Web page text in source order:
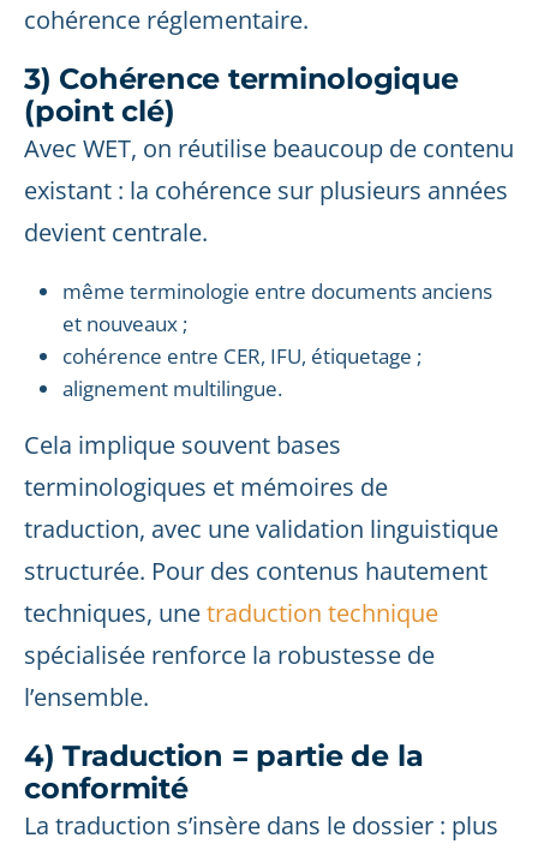
cohérence réglementaire.
3) Cohérence terminologique
(point clé)
Avec WET, on réutilise beaucoup de contenu
existant : la cohérence sur plusieurs années
devient centrale.
même terminologie entre documents anciens
et nouveaux ;
cohérence entre CER, IFU, étiquetage ;
alignement multilingue.
Cela implique souvent bases
terminologiques et mémoires de
traduction, avec une validation linguistique
structurée. Pour des contenus hautement
techniques, unetraduction technique
spécialisée renforce la robustesse de
l’ensemble.
4) Traduction = partie de la
conformité
La traduction s’insère dans le dossier : plus